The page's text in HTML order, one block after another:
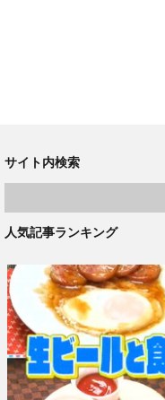
サイト内検索
人気記事ランキング